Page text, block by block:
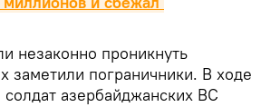
незаконно проникнуть
заметили пограничники. В ходе
азербайджанских ВС